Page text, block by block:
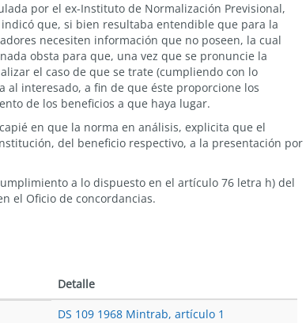
por el ex-Instituto de Normalización Previsional,
que, si bien resultaba entendible que para la
necesiten información que no poseen, la cual
obsta para que, una vez que se pronuncie la
el caso de que se trate (cumpliendo con lo
interesado, a fin de que éste proporcione los
de los beneficios a que haya lugar.
en que la norma en análisis, explicita que el
del beneficio respectivo, a la presentación por
a lo dispuesto en el artículo 76 letra h) del
el Oficio de concordancias.
Detalle
DS 109 1968 Mintrab, artículo 1